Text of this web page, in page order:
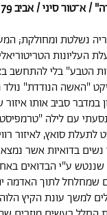
א־טור סיני / אביב 79
נשלטת ומחולקת;
העליונות
הטבע" בלי להתחשב
"האשה הנודדת"
במדבר סביב אותו
עם לילה
סואץ, לאיזור
בדואיות אשר
שננטש ע"י הבדואים
שמחלחל לתוך האדמה
למשך עונת הקיץ